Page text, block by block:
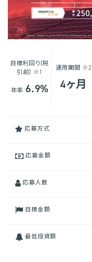
目標利回り(税
引前) ※1
年率 6.9%
運用期間 ※2
4ヶ月
応募方式
応募金額
応募人数
目標金額
最低投資額